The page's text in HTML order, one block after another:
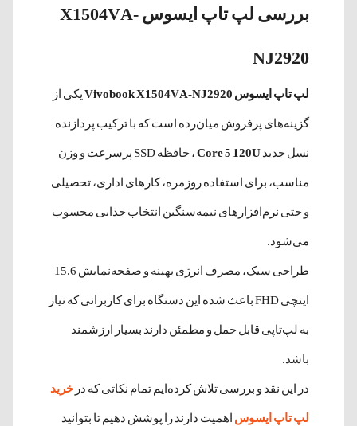
بررسی لپ تاپ ایسوس X1504VA-
NJ2920
لپ تاپ ایسوس Vivobook X1504VA-NJ2920 یکی از
گزینه‌های پرفروش میان‌رده است که با ترکیب پردازنده
نسل جدیدCore 5 120U ، حافظه SSD پرسرعت و وزن
مناسب، برای استفاده روزمره، کارهای اداری، تحصیلی
و حتی نرم‌افزارهای نیمه‌سنگین انتخاب جذابی محسوب
می‌شود.
طراحی سبک، مصرف انرژی بهینه و صفحه‌نمایش 15.6
اینچی FHD باعث شده این دستگاه برای کاربرانی که نیاز
به لپ‌تاپی قابل حمل و مطمئن دارند بسیار ارزشمند
باشد.
در این نقد و بررسی تلاش کرده‌ایم تمام نکاتی که در خرید
لپ تاپ ایسوس اهمیت دارند را پوشش دهیم تا بتوانید